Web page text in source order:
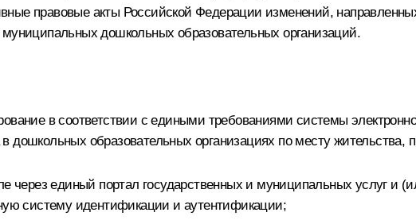
правовые акты Российской Федерации изменений,
дошкольных образовательных организаций.
в соответствии с едиными требованиями системы
образовательных организациях по месту жительства,
через единый портал государственных и муниципальных услуг и
систему идентификации и аутентификации;